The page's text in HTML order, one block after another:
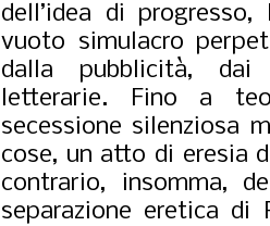
dell’idea di
vuoto simulacro
dalla pubblicità, dai
letterarie. Fino a
secessione silenziosa
cose, un atto di eresia
contrario, insomma,
separazione eretica di